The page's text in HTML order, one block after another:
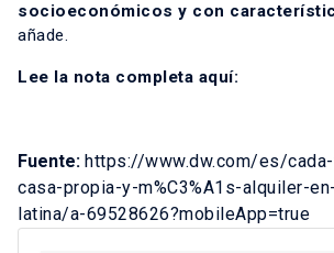
socioeconómicos y con
añade.
Lee la nota completa aquí:
Fuente: https://www.dw.com/es/
casa-propia-y-m%C3%A1s-alquiler-
latina/a-69528626?mobileApp=true